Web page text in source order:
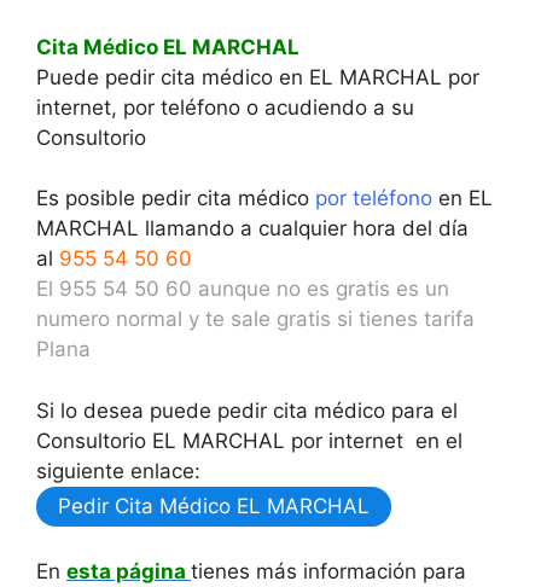
Cita Médico EL MARCHAL
Puede pedir cita médico en EL MARCHAL por
internet, por teléfono o acudiendo a su
Consultorio
Es posible pedir cita médico por teléfono en EL
MARCHAL llamando a cualquier hora del día
al 955 54 50 60
El 955 54 50 60 aunque no es gratis es un
numero normal y te sale gratis si tienes tarifa
Plana
Si lo desea puede pedir cita médico para el
Consultorio EL MARCHAL por internet en el
siguiente enlace:
Pedir Cita Médico EL MARCHAL
En esta página tienes más información para